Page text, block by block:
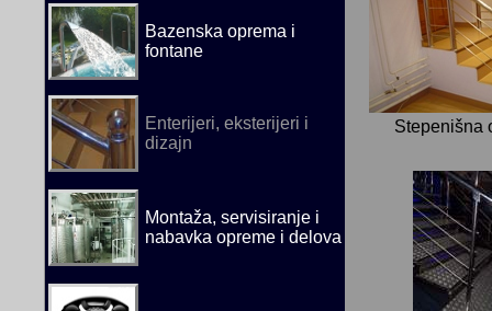
Bazenska oprema i
fontane
Enterijeri, eksterijeri i
dizajn
Montaža, servisiranje i
nabavka opreme i delova
Stepenišna